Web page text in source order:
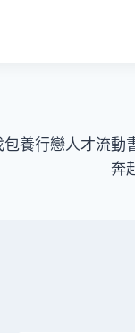
養行戀人才流動
奔